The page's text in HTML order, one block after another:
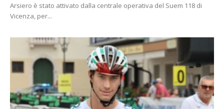
Arsiero è stato attivato dalla centrale operativa del Suem 118 di
Vicenza, per...